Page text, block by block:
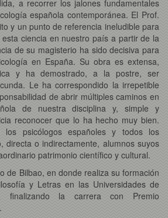
a recorrer los jalones fundamentales
española contemporánea. El Prof.
y un punto de referencia ineludible para
ciencia en nuestro país a partir de la
de su magisterio ha sido decisiva para
en España. Su obra es extensa,
y ha demostrado, a la postre, ser
Le ha correspondido la irrepetible
de abrir múltiples caminos en
de nuestra disciplina y, simple y
reconocer que lo ha hecho muy bien.
psicólogos españoles y todos los
directa o indirectamente, alumnos suyos
patrimonio científico y cultural.
de Bilbao, en donde realiza su formación
y Letras en las Universidades de
finalizando la carrera con Premio